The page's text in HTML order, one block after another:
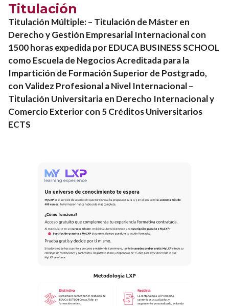
Titulación
Titulación Múltiple: – Titulación de Máster en
Derecho y Gestión Empresarial Internacional con
1500 horas expedida por EDUCA BUSINESS SCHOOL
como Escuela de Negocios Acreditada para la
Impartición de Formación Superior de Postgrado,
con Validez Profesional a Nivel Internacional –
Titulación Universitaria en Derecho Internacional y
Comercio Exterior con 5 Créditos Universitarios
ECTS